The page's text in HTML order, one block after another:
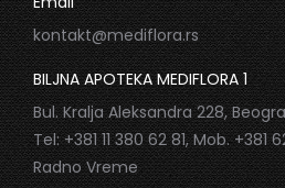
kontakt@mediflora.rs
BILJNA APOTEKA MEDIFLORA 1
Bul. Kralja Aleksandra 228,
Tel: +381 11 380 62 81, Mob. +381
Radno Vreme